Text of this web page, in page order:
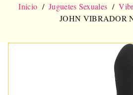
Inicio Juguetes Sexuales
JOHN VIBRADOR